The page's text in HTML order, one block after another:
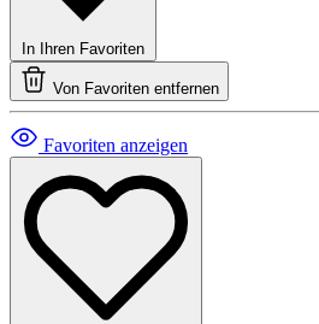
In Ihren Favoriten
Von Favoriten entfernen
Favoriten anzeigen